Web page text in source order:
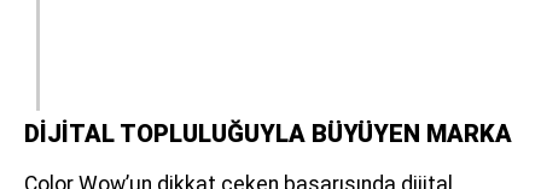
DİJİTAL TOPLULUĞUYLA BÜYÜYEN MARKA
Color Wow’un dikkat çeken başarısında dijital